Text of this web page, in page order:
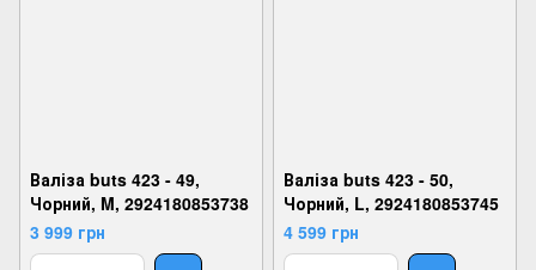
Валіза buts 423 - 49,
Чорний, M, 2924180853738
3 999 грн
Валіза buts 423 - 50,
Чорний, L, 2924180853745
4 599 грн